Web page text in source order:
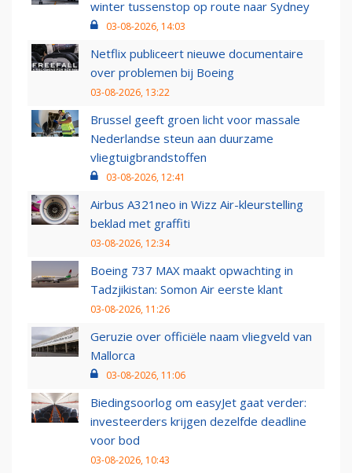
winter tussenstop op route naar Sydney
03-08-2026, 14:03
Netflix publiceert nieuwe documentaire
over problemen bij Boeing
03-08-2026, 13:22
Brussel geeft groen licht voor massale
Nederlandse steun aan duurzame
vliegtuigbrandstoffen
03-08-2026, 12:41
Airbus A321neo in Wizz Air-kleurstelling
beklad met graffiti
03-08-2026, 12:34
Boeing 737 MAX maakt opwachting in
Tadzjikistan: Somon Air eerste klant
03-08-2026, 11:26
Geruzie over officiële naam vliegveld van
Mallorca
03-08-2026, 11:06
Biedingsoorlog om easyJet gaat verder:
investeerders krijgen dezelfde deadline
voor bod
03-08-2026, 10:43